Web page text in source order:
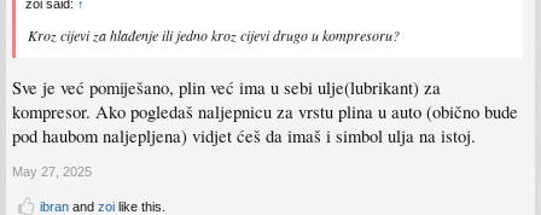
zoi said: ↑
Kroz cijevi za hlađenje ili jedno kroz cijevi drugo u kompresoru?
Sve je već pomiješano, plin već ima u sebi ulje(lubrikant) za
kompresor. Ako pogledaš naljepnicu za vrstu plina u auto (obično bude
pod haubom naljepljena) vidjet ćeš da imaš i simbol ulja na istoj.
May 27, 2025
ibran and zoi like this.